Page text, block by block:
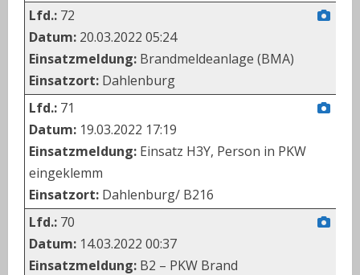
Lfd.: 72
Datum: 20.03.2022 05:24
Einsatzmeldung: Brandmeldeanlage (BMA)
Einsatzort: Dahlenburg
Lfd.: 71
Datum: 19.03.2022 17:19
Einsatzmeldung: Einsatz H3Y, Person in PKW
eingeklemm
Einsatzort: Dahlenburg/ B216
Lfd.: 70
Datum: 14.03.2022 00:37
Einsatzmeldung: B2 – PKW Brand